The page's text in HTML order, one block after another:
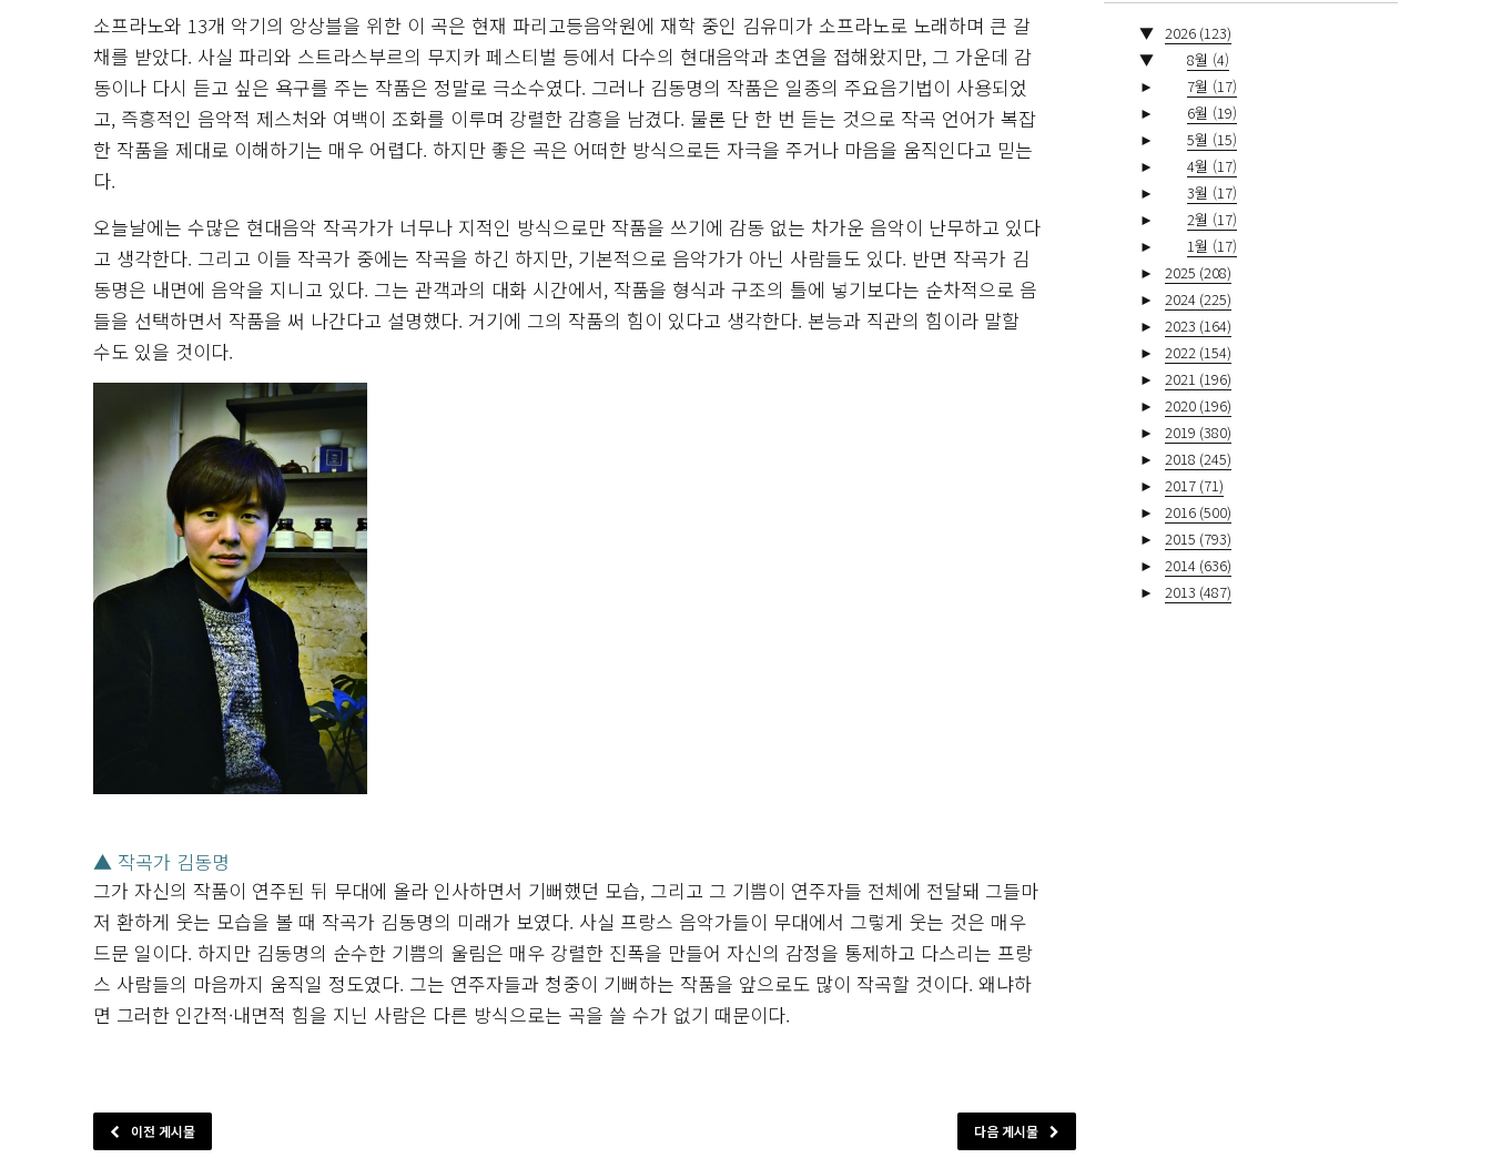
소프라노와 13개 악기의 앙상블을 위한 이 곡은 현재 파리고등음악원에 재학 중인 김유미가 소프라노로 노래하며 큰 갈
채를 받았다. 사실 파리와 스트라스부르의 무지카 페스티벌 등에서 다수의 현대음악과 초연을 접해왔지만, 그 가운데 감
동이나 다시 듣고 싶은 욕구를 주는 작품은 정말로 극소수였다. 그러나 김동명의 작품은 일종의 주요음기법이 사용되었
고, 즉흥적인 음악적 제스처와 여백이 조화를 이루며 강렬한 감흥을 남겼다. 물론 단 한 번 듣는 것으로 작곡 언어가 복잡
한 작품을 제대로 이해하기는 매우 어렵다. 하지만 좋은 곡은 어떠한 방식으로든 자극을 주거나 마음을 움직인다고 믿는
다.
오늘날에는 수많은 현대음악 작곡가가 너무나 지적인 방식으로만 작품을 쓰기에 감동 없는 차가운 음악이 난무하고 있다
고 생각한다. 그리고 이들 작곡가 중에는 작곡을 하긴 하지만, 기본적으로 음악가가 아닌 사람들도 있다. 반면 작곡가 김
동명은 내면에 음악을 지니고 있다. 그는 관객과의 대화 시간에서, 작품을 형식과 구조의 틀에 넣기보다는 순차적으로 음
들을 선택하면서 작품을 써 나간다고 설명했다. 거기에 그의 작품의 힘이 있다고 생각한다. 본능과 직관의 힘이라 말할
수도 있을 것이다.
▲ 작곡가 김동명
그가 자신의 작품이 연주된 뒤 무대에 올라 인사하면서 기뻐했던 모습, 그리고 그 기쁨이 연주자들 전체에 전달돼 그들마
저 환하게 웃는 모습을 볼 때 작곡가 김동명의 미래가 보였다. 사실 프랑스 음악가들이 무대에서 그렇게 웃는 것은 매우
드문 일이다. 하지만 김동명의 순수한 기쁨의 울림은 매우 강렬한 진폭을 만들어 자신의 감정을 통제하고 다스리는 프랑
스 사람들의 마음까지 움직일 정도였다. 그는 연주자들과 청중이 기뻐하는 작품을 앞으로도 많이 작곡할 것이다. 왜냐하
면 그러한 인간적·내면적 힘을 지닌 사람은 다른 방식으로는 곡을 쓸 수가 없기 때문이다.
이전 게시물 다음 게시물
▼ 2026 (123)
▼
8월 (4)
►
7월 (17)
►
6월 (19)
►
5월 (15)
►
4월 (17)
►
3월 (17)
►
2월 (17)
►
1월 (17)
►
2025 (208)
►
2024 (225)
►
2023 (164)
►
2022 (154)
►
2021 (196)
►
2020 (196)
►
2019 (380)
►
2018 (245)
►
2017 (71)
►
2016 (500)
►
2015 (793)
►
2014 (636)
►
2013 (487)